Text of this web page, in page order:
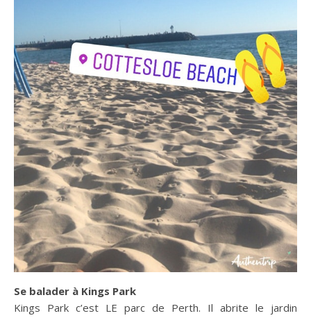
Se balader à Kings Park
Kings Park c’est LE parc de Perth. Il abrite le jardin